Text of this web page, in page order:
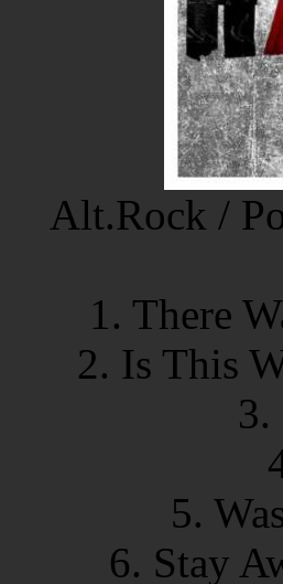
Alt.Rock /
1. There
2. Is This
5.
6. Stay